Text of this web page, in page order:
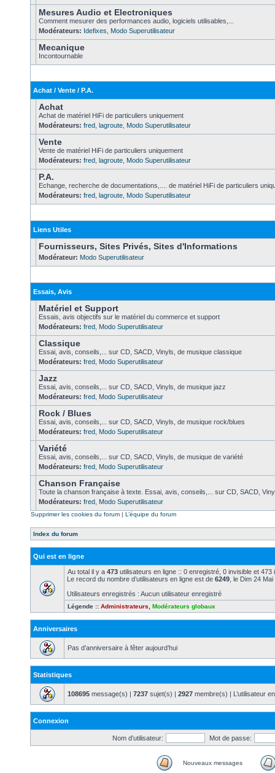
Mesures Audio et Electroniques
Comment mesurer des performances audio, logiciels utilisables,...
Modérateurs: Idefixes Modo Superutilisateur
Mecanique
Incontournable
Achat / Vente / P.A.
Achat
Achat de matériel HiFi de particuliers uniquement
Modérateurs: fred lagroute Modo Superutilisateur
Vente
Vente de matériel HiFi de particuliers uniquement
Modérateurs: fred lagroute Modo Superutilisateur
P.A.
Echange, recherche de documentations,.... de matériel HiFi de particuliers
Modérateurs: fred lagroute Modo Superutilisateur
Liens Utiles
Fournisseurs, Sites Privés, Sites d'Informations
Modérateur: Modo Superutilisateur
Essais, Avis
Matériel et Support
Essais, avis objectifs sur le matériel du commerce et support
Modérateurs: fred Modo Superutilisateur
Classique
Essai, avis, conseils,... sur CD, SACD, Vinyls, de musique classique
Modérateurs: fred Modo Superutilisateur
Jazz
Essai, avis, conseils,... sur CD, SACD, Vinyls, de musique jazz
Modérateurs: fred Modo Superutilisateur
Rock / Blues
Essai, avis, conseils,... sur CD, SACD, Vinyls, de musique rock/blues
Modérateurs: fred Modo Superutilisateur
Variété
Essai, avis, conseils,... sur CD, SACD, Vinyls, de musique de variété
Modérateurs: fred Modo Superutilisateur
Chanson Française
Toute la chanson française à texte. Essai, avis, conseils,... sur CD, SACD,
Modérateurs: fred Modo Superutilisateur
Supprimer les cookies du forum | L’équipe du forum
Index du forum
Qui est en ligne
Au total il y a 473 utilisateurs en ligne :: 0 enregistré, 0 invisible et
Le record du nombre d’utilisateurs en ligne est de 6249 , le Dim 24
Utilisateurs enregistrés : Aucun utilisateur enregistré
Légende :: Administrateurs Modérateurs globaux
Anniversaires
Pas d’anniversaire à fêter aujourd’hui
Statistiques
108695 message(s) | 7237 sujet(s) | 2927 membre(s) | L’utilisateur
Connexion
Nom d’utilisateur: Mot de passe:
Nouveaux messages